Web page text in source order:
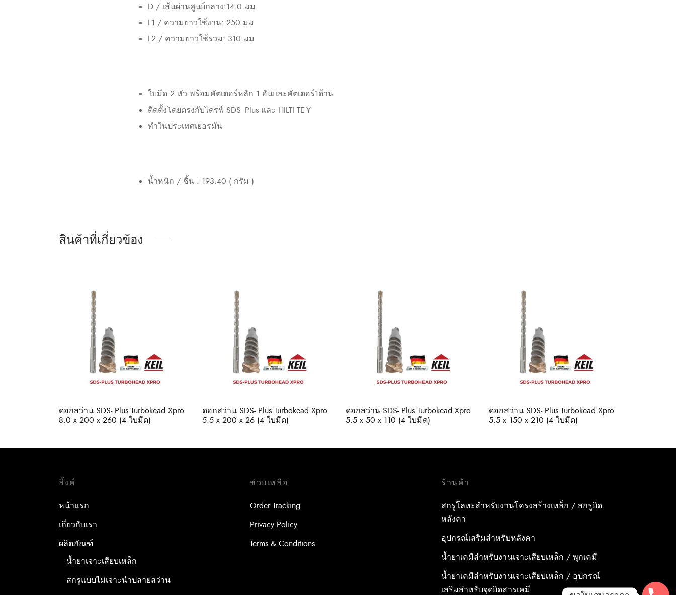
D / เส้นผ่านศูนย์กลาง:14.0 มม
L1 / ความยาวใช้งาน: 250 มม
L2 / ความยาวใช้รวม: 310 มม
ใบมีด 2 หัว พร้อมคัตเตอร์หลัก 1 อันและคัตเตอร์1ด้าน
ติดตั้งโดยตรงกับไดรฟ์ SDS- Plus และ HILTI TE-Y
ทำในประเทศเยอรมัน
น้ำหนัก / ชิ้น : 193.40 ( กรัม )
สินค้าที่เกี่ยวข้อง
ดอกสว่าน SDS- Plus Turbokead Xpro
8.0 x 200 x 260 (4 ใบมีด)
ดอกสว่าน SDS- Plus Turbokead Xpro
5.5 x 200 x 26 (4 ใบมีด)
ดอกสว่าน SDS- Plus Turbokead Xpro
5.5 x 50 x 110 (4 ใบมีด)
ดอกสว่าน SDS- Plus Turbokead Xpro
5.5 x 150 x 210 (4 ใบมีด)
ลิ้งค์
หน้าแรก
เกี่ยวกับเรา
ผลิตภัณฑ์
น้ำยาเจาะเสียบเหล็ก
สกรูแบบไม่เจาะนำปลายสว่าน
ช่วยเหลือ
Order Tracking
Privacy Policy
Terms & Conditions
ร้านค้า
สกรูโลหะสำหรับงานโครงสร้างเหล็ก / สกรูยึด
หลังคา
อุปกรณ์เสริมสำหรับหลังคา
น้ำยาเคมีสำหรับงานเจาะเสียบเหล็ก / พุกเคมี
น้ำยาเคมีสำหรับงานเจาะเสียบเหล็ก / อุปกรณ์
เสริมสำหรับจุดยึดสารเคมี